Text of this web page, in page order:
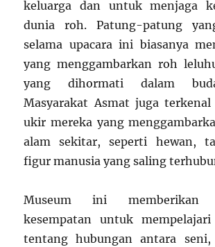
keluarga dan untuk menjaga
dunia roh. Patung-patung
selama upacara ini biasanya
yang menggambarkan roh
yang dihormati dalam
Masyarakat Asmat juga
ukir mereka yang
alam sekitar, seperti hewan,
figur manusia yang saling
Museum ini memberikan
kesempatan untuk
tentang hubungan antara seni,